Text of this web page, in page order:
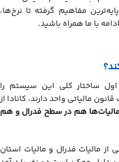
مفاهیم گرفته تا نرخ‌ها،
با ما همراه باشید.
اول ساختار کلی این سیستم را
مالیاتی واحد دارند، کانادا از
هم در سطح فدرال و هم
از مالیات فدرال و مالیات استان